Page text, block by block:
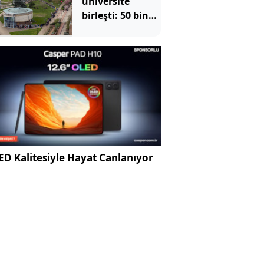
birleşti: 50 bin
kaderi değişti
Kalitesiyle Hayat Canlanıyor